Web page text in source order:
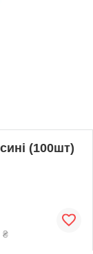
(100шт)
₴